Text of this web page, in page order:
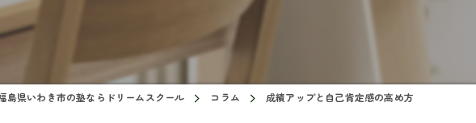
島県いわき市の塾ならドリームスクール コラム 成績アップと自己肯定感の高め方